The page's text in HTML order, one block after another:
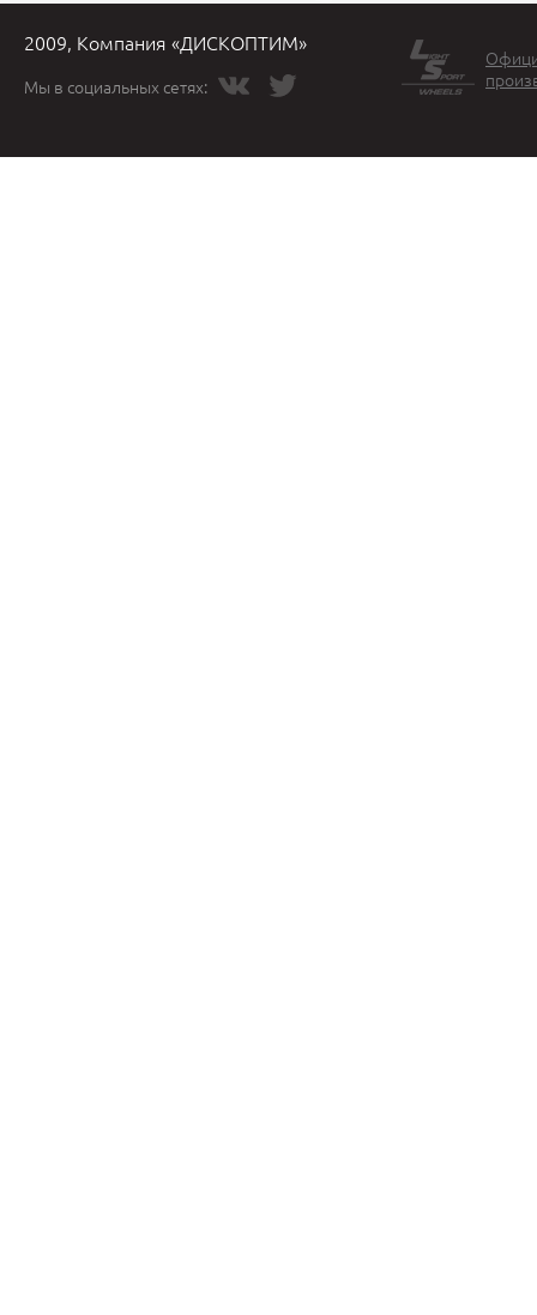
2009, Компания «ДИСКОПТИМ»
Мы в социальных сетях: